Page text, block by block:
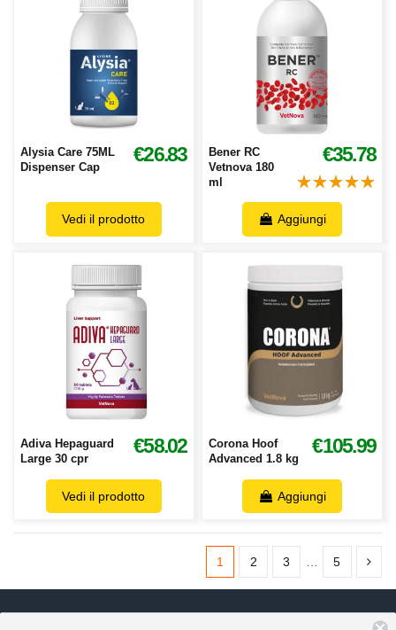
Alysia Care 75ML
Dispenser Cap
€26.83
Vedi il prodotto
Bener RC
Vetnova 180
ml
€35.78
Aggiungi
Adiva Hepaguard
Large 30 cpr
€58.02
Vedi il prodotto
Corona Hoof
Advanced 1.8 kg
€105.99
Aggiungi
1 2 3 5